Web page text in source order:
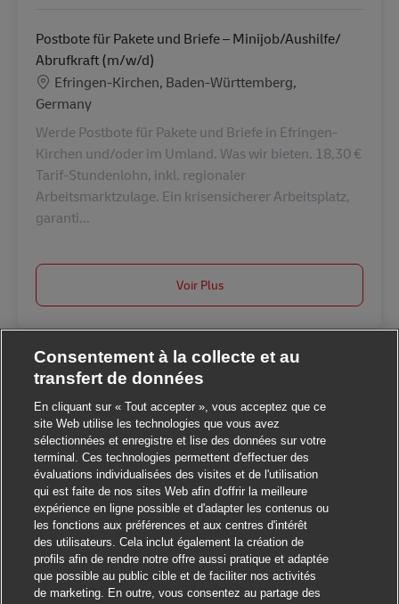
Postbote für Pakete und Briefe – Minijob/Aushilfe/
Abrufkraft (m/w/d)
LieuEfringen-Kirchen, Baden-Württemberg,
Germany
Werde Postbote für Pakete und Briefe in Efringen-
Kirchen und/oder im Umland. Was wir bieten. 18,30 €
Tarif-Stundenlohn, inkl. regionaler
Arbeitsmarktzulage. Ein krisensicherer Arbeitsplatz,
garanti...
Voir Plus
Consentement à la collecte et au
transfert de données
En cliquant sur « Tout accepter », vous acceptez que ce
site Web utilise les technologies que vous avez
sélectionnées et enregistre et lise des données sur votre
terminal. Ces technologies permettent d'effectuer des
évaluations individualisées des visites et de l'utilisation
qui est faite de nos sites Web afin d'offrir la meilleure
expérience en ligne possible et d'adapter les contenus ou
les fonctions aux préférences et aux centres d'intérêt
des utilisateurs. Cela inclut également la création de
profils afin de rendre notre offre aussi pratique et adaptée
que possible au public cible et de faciliter nos activités
de marketing. En outre, vous consentez au partage des
Salut ! Ce poste vous intéresse ? Fermer la
Je suis intéressé
Trouver des emplois similaires